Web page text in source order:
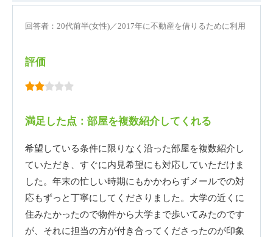
回答者：20代前半(女性)／2017年に不動産を借りるために利用
評価
満足した点：部屋を複数紹介してくれる
希望している条件に限りなく沿った部屋を複数紹介し
ていただき、すぐに内見希望にも対応していただけま
した。年末の忙しい時期にもかかわらずメールでの対
応もずっと丁寧にしてくださりました。大学の近くに
住みたかったので物件から大学まで歩いてみたのです
が、それに担当の方が付き合ってくださったのが印象